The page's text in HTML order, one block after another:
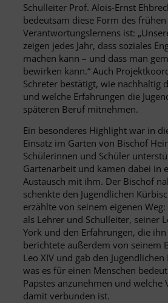
Schulleiter Prof. Alois-Ernst
bedeutsam diese Form des frühen
Verantwortungslernens ist:
zeigen jedes Jahr, dass soziales
machen kann – und dass man
bewirken kann.“ Auch
Schreter bestätigt, wie nachhaltig
und welche Erfahrungen die
späteren Beruf mitnehmen.
Ein besonderes Highlight war in
Einsatz im Garten von Bischof
Schülerinnen und Schüler
Gartenarbeit und kamen dabei in
Austausch mit ihm. Der Bischof
schenkte den Jugendlichen
erzählte von seinem eigenen
als Lehrer und Schulleiter, seiner
York und den Erfahrungen, die
berichtete außerdem von seinem
Leo XIV und gab den
was es für einen Menschen
Papstes anzunehmen und welche
damit verbunden ist.